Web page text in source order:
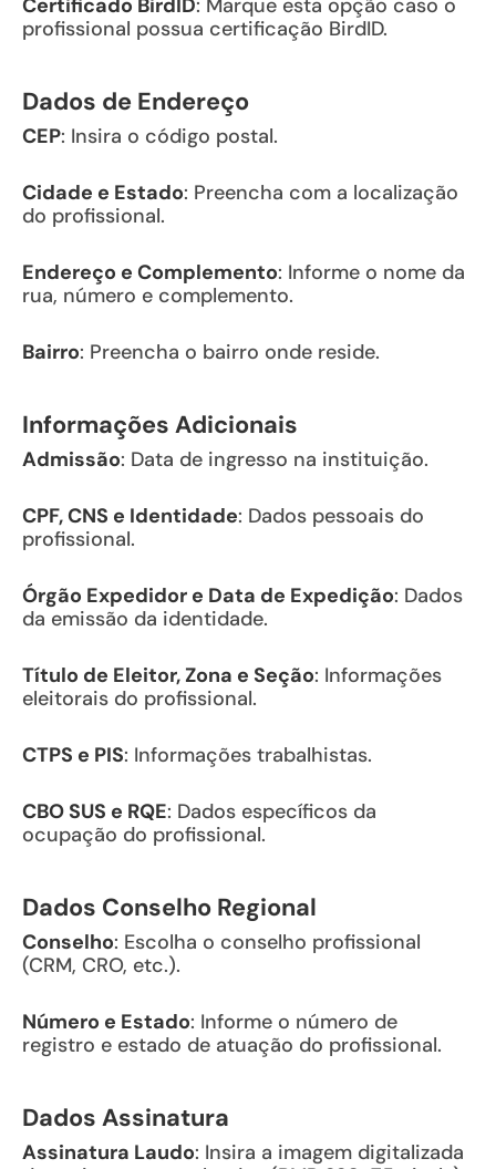
Certificado BirdID: Marque esta opção caso o
profissional possua certificação BirdID.
Dados de Endereço
CEP: Insira o código postal.
Cidade e Estado: Preencha com a localização
do profissional.
Endereço e Complemento: Informe o nome da
rua, número e complemento.
Bairro: Preencha o bairro onde reside.
Informações Adicionais
Admissão: Data de ingresso na instituição.
CPF, CNS e Identidade: Dados pessoais do
profissional.
Órgão Expedidor e Data de Expedição: Dados
da emissão da identidade.
Título de Eleitor, Zona e Seção: Informações
eleitorais do profissional.
CTPS e PIS: Informações trabalhistas.
CBO SUS e RQE: Dados específicos da
ocupação do profissional.
Dados Conselho Regional
Conselho: Escolha o conselho profissional
(CRM, CRO, etc.).
Número e Estado: Informe o número de
registro e estado de atuação do profissional.
Dados Assinatura
Assinatura Laudo: Insira a imagem digitalizada